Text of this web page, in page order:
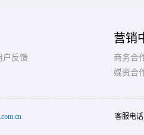
户反馈
营销
商务合
媒资合
客服电